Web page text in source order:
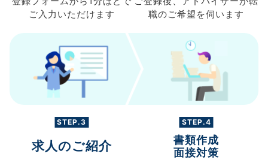
ご入力 いただけます
職のご希望を伺います
STEP.3
求人のご紹介
STEP.4
書類作成
面接対策